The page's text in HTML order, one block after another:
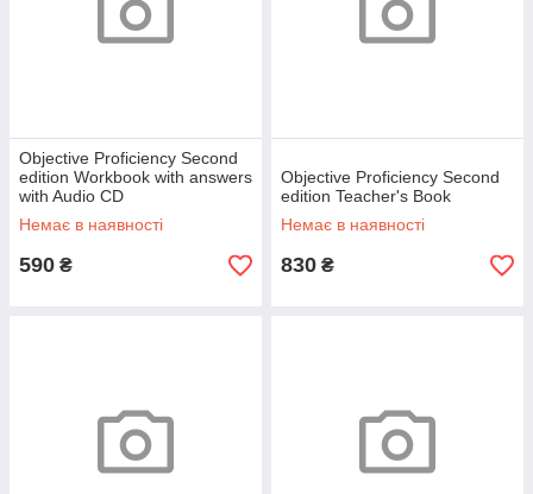
Objective Proficiency Second
edition Workbook with answers
with Audio CD
Немає в наявності
590 ₴
Objective Proficiency Second
edition Teacher's Book
Немає в наявності
830 ₴